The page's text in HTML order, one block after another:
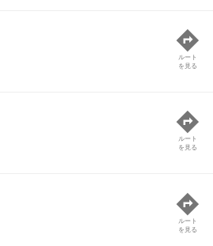
ルート
を見る
ルート
を見る
ルート
を見る